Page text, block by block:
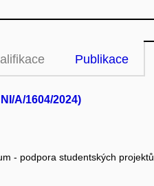
Publikace
A/1604/2024)
- podpora studentských projektů